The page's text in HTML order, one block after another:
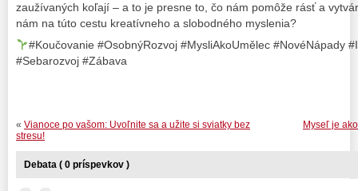
zaužívaných koľají – a to je presne to, čo nám pomôže rásť a
nám na túto cestu kreatívneho a slobodného myslenia?
#Koučovanie #OsobnýRozvoj #MysliAkoUmělec #NovéNápady
#Sebarozvoj #Zábava
Myseľ je
« Vianoce po vašom: Uvoľnite sa a užite si sviatky bez
stresu!
Debata ( 0 príspevkov )